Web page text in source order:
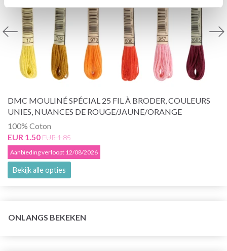
DMC MOULINÉ SPÉCIAL 25 FIL À BRODER, COULEURS
UNIES, NUANCES DE ROUGE/JAUNE/ORANGE
100% Coton
EUR 1.50EUR 1.85
Aanbieding verloopt 12/08/2026
Bekijk alle opties
ONLANGS BEKEKEN